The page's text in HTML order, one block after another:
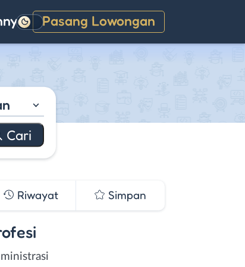
Pasang Lowongan
Gelap
Riwayat Simpan